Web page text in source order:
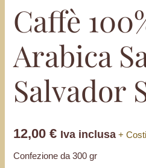
Caffè
Arabica
Salvador
12,00€ Iva inclusa +
Confezione da 300 gr
Arabica
Salvador
quantità